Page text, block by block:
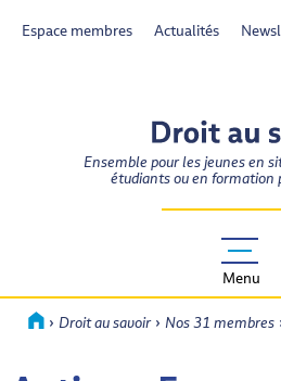
Espace membres Actualités
DROIT AU
Ensemble pour les jeunes en
étudiants ou en formation
Menu
Accueil
› Droit au savoir› Nos 31 membres